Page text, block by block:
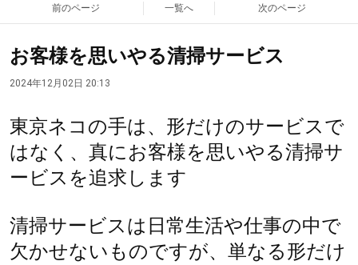
前のページ 一覧へ 次のページ
お客様を思いやる清掃サービス
2024年12月02日 20:13
東京ネコの手は、形だけのサービスで
はなく、真にお客様を思いやる清掃サ
ービスを追求します
清掃サービスは日常生活や仕事の中で
欠かせないものですが、単なる形だけ